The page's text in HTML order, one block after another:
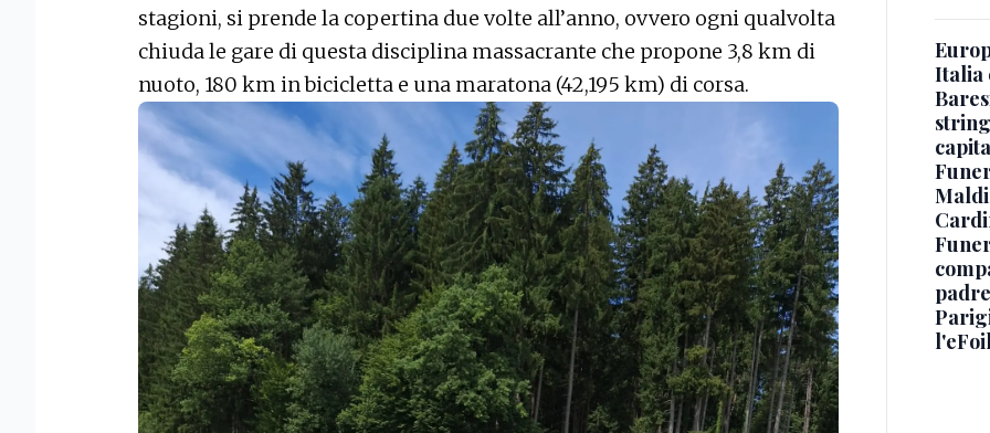
stagioni, si prende la copertina due volte all’anno, ovvero ogni qualvolta
chiuda le gare di questa disciplina massacrante che propone 3,8 km di
nuoto, 180 km in bicicletta e una maratona (42,195 km) di corsa.
Italia